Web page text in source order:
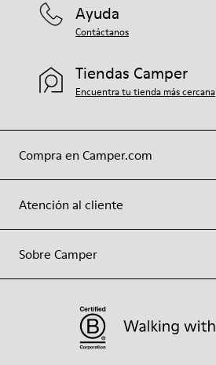
Compra en Camper.com
Atención al cliente
Sobre Camper
Ayuda
Contáctanos
Tiendas Camper
Encuentra tu tienda más cercana